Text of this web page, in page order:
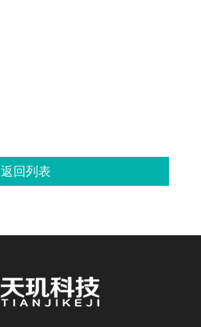
返回列表